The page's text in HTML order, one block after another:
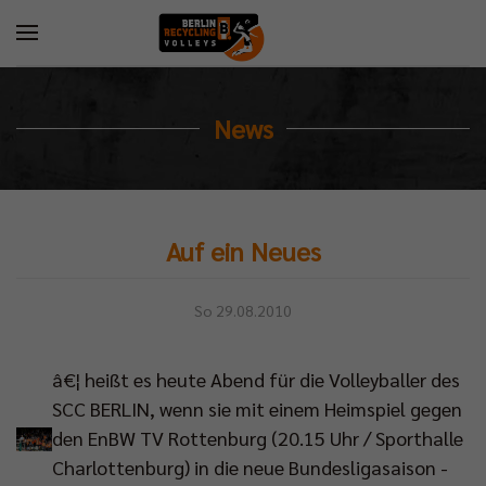
News
Auf ein Neues
So 29.08.2010
â€¦ heißt es heute Abend für die Volleyballer des
SCC BERLIN, wenn sie mit einem Heimspiel gegen
den EnBW TV Rottenburg (20.15 Uhr / Sporthalle
Charlottenburg) in die neue Bundesligasaison -